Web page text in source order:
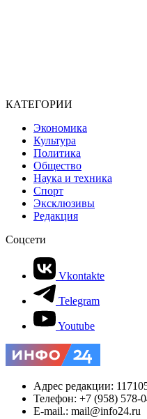
КАТЕГОРИИ
Экономика
Культура
Политика
Общество
Наука и техника
Спорт
Эксклюзивы
Редакция
Соцсети
Vkontakte
Telegram
Youtube
Адрес редакции:
Телефон: +7 (958) 578-
E-mail.: mail@info24.ru